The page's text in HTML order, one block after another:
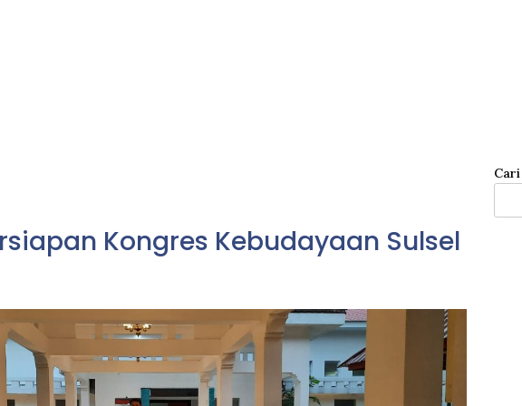
Kongres Kebudayaan Sulsel
Cari